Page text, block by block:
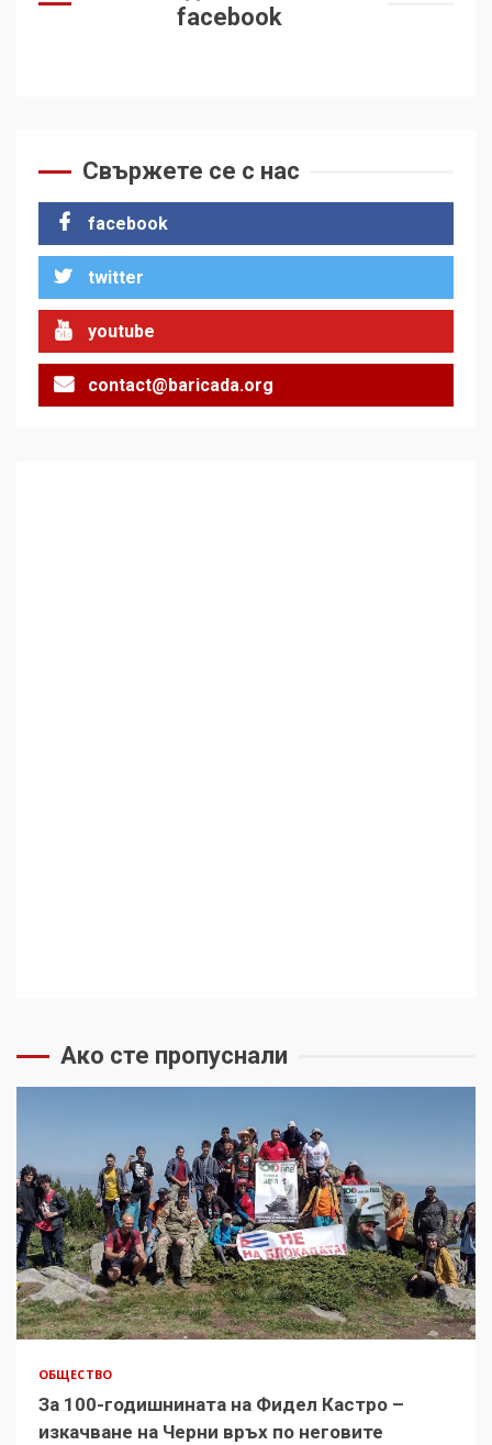
facebook
Свържете се с нас
facebook
twitter
youtube
contact@baricada.org
Ако сте пропуснали
ОБЩЕСТВО
За 100-годишнината на Фидел Кастро –
изкачване на Черни връх по неговите